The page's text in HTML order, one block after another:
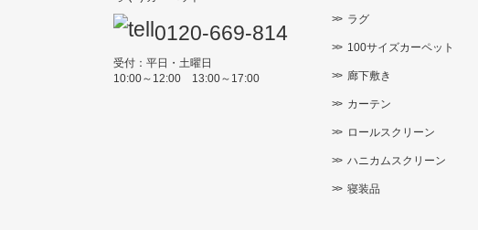
0120-669-814
受付：平日・土曜日
10:00～12:00 13:00～17:00
ラグ
100サイズカーペット
廊下敷き
カーテン
ロールスクリーン
ハニカムスクリーン
寝装品